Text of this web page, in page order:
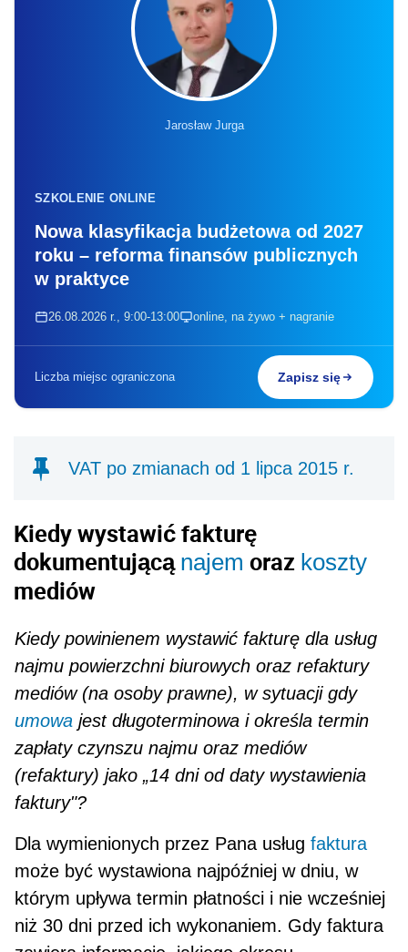
Jarosław Jurga
SZKOLENIE ONLINE
Nowa klasyfikacja budżetowa od 2027
roku – reforma finansów publicznych
w praktyce
26.08.2026 r., 9:00-13:00 online, na żywo + nagranie
Liczba miejsc ograniczona Zapisz się
VAT po zmianach od 1 lipca 2015 r.
Kiedy wystawić fakturę
dokumentującą najem oraz koszty
mediów
Kiedy powinienem wystawić fakturę dla usług
najmu powierzchni biurowych oraz refaktury
mediów (na osoby prawne), w sytuacji gdy
umowa jest długoterminowa i określa termin
zapłaty czynszu naj­mu oraz mediów
(refaktury) jako „14 dni od daty wystawienia
faktury"?
Dla wymienionych przez Pana usługfaktura
może być wystawiona najpóźniej w dniu, w
którym upływa termin płatności i nie wcześniej
niż 30 dni przed ich wykonaniem. Gdy faktura